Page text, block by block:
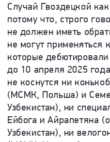
Случай Гвоздецкой
потому что, строго
не должен иметь
не могут применяться
которые
до 10 апреля 2025
не коснутся ни
(МСМК, Польша) и
Узбекистан), ни
Ейбога и Айрапетяна
Узбекистан), ни